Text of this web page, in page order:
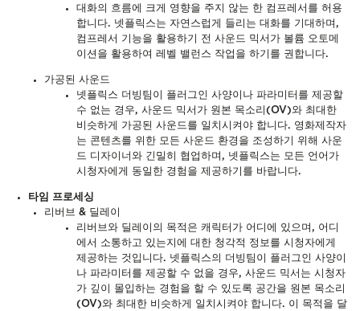
대화의 흐름에 크게 영향을 주지 않는 한 컴프레서를 허용
합니다. 넷플릭스는 자연스럽게 들리는 대화를 기대하며,
컴프레서 기능을 활용하기 전 사운드 믹서가 볼륨 오토메
이션을 활용하여 레벨 밸런스 작업을 하기를 권합니다.
가공된 사운드
넷플릭스 더빙팀이 플러그인 사양이나 파라미터를 제공할
수 없는 경우, 사운드 믹서가 원본 목소리(OV)와 최대한
비슷하게 가공된 사운드를 일치시켜야 합니다. 영화제작자
는 콘텐츠를 위한 모든 사운드 환경을 조성하기 위해 사운
드 디자이너와 긴밀히 협업하며, 넷플릭스는 모든 언어가
시청자에게 동일한 경험을 제공하기를 바랍니다.
타임 프로세싱
리버브 & 딜레이
리버브와 딜레이의 목적은 캐릭터가 어디에 있으며, 어디
에서 소통하고 있는지에 대한 청각적 정보를 시청자에게
제공하는 것입니다. 넷플릭스의 더빙팀이 플러그인 사양이
나 파라미터를 제공할 수 없을 경우, 사운드 믹서는 시청자
가 깊이 몰입하는 경험을 할 수 있도록 공간을 원본 목소리
(OV)와 최대한 비슷하게 일치시켜야 합니다. 이 목적을 달